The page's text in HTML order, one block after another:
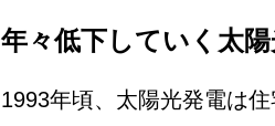
年々低下していく太
1993年頃、太陽光発電は